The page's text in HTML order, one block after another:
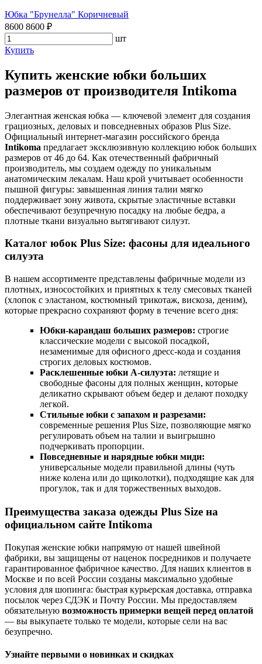
Юбка "Брунелла" Коричневый
8600 8600 ₽
шт
Купить
Купить женские юбки больших
размеров от производителя Intikoma
Элегантная женская юбка — ключевой элемент для создания
грациозных, деловых и повседневных образов Plus Size.
Официальный интернет-магазин российского бренда
Intikoma предлагает эксклюзивную коллекцию юбок больших
размеров от 46 до 64. Как отечественный фабричный
производитель, мы создаем одежду по уникальным
анатомическим лекалам. Наш крой учитывает особенности
пышной фигуры: завышенная линия талии мягко
поддерживает зону живота, скрытые эластичные вставки
обеспечивают безупречную посадку на любые бедра, а
плотные ткани визуально вытягивают силуэт.
Каталог юбок Plus Size: фасоны для идеального
силуэта
В нашем ассортименте представлены фабричные модели из
плотных, износостойких и приятных к телу смесовых тканей
(хлопок с эластаном, костюмный трикотаж, вискоза, деним),
которые прекрасно сохраняют форму в течение всего дня:
Юбки-карандаш больших размеров: строгие
классические модели с высокой посадкой,
незаменимые для офисного дресс-кода и создания
строгих деловых костюмов.
Расклешенные юбки А-силуэта: летящие и
свободные фасоны для полных женщин, которые
деликатно скрывают объем бедер и делают походку
легкой.
Стильные юбки с запахом и разрезами:
современные решения Plus Size, позволяющие мягко
регулировать объем на талии и выигрышно
подчеркивать пропорции.
Повседневные и нарядные юбки миди:
универсальные модели правильной длины (чуть
ниже колена или до щиколотки), подходящие как для
прогулок, так и для торжественных выходов.
Преимущества заказа одежды Plus Size на
официальном сайте Intikoma
Покупая женские юбки напрямую от нашей швейной
фабрики, вы защищены от наценок посредников и получаете
гарантированное фабричное качество. Для наших клиентов в
Москве и по всей России созданы максимально удобные
условия для шопинга: быстрая курьерская доставка, отправка
посылок через СДЭК и Почту России. Мы предоставляем
обязательную возможность примерки вещей перед оплатой
— вы выкупаете только те модели, которые сели на вас
безупречно.
Узнайте первыми о новинках и скидках